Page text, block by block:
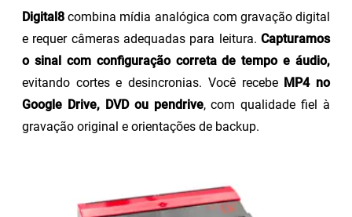
Digital8 combina mídia analógica com gravação digital
e requer câmeras adequadas para leitura. Capturamos
o sinal com configuração correta de tempo e áudio,
evitando cortes e desincronias. Você recebe MP4 no
Google Drive, DVD ou pendrive, com qualidade fiel à
gravação original e orientações de backup.